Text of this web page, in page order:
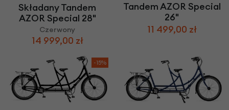
Składany Tandem
AZOR Special 28"
Czerwony
14 999,00 zł
Tandem AZOR Special
26"
11 499,00 zł
-15%